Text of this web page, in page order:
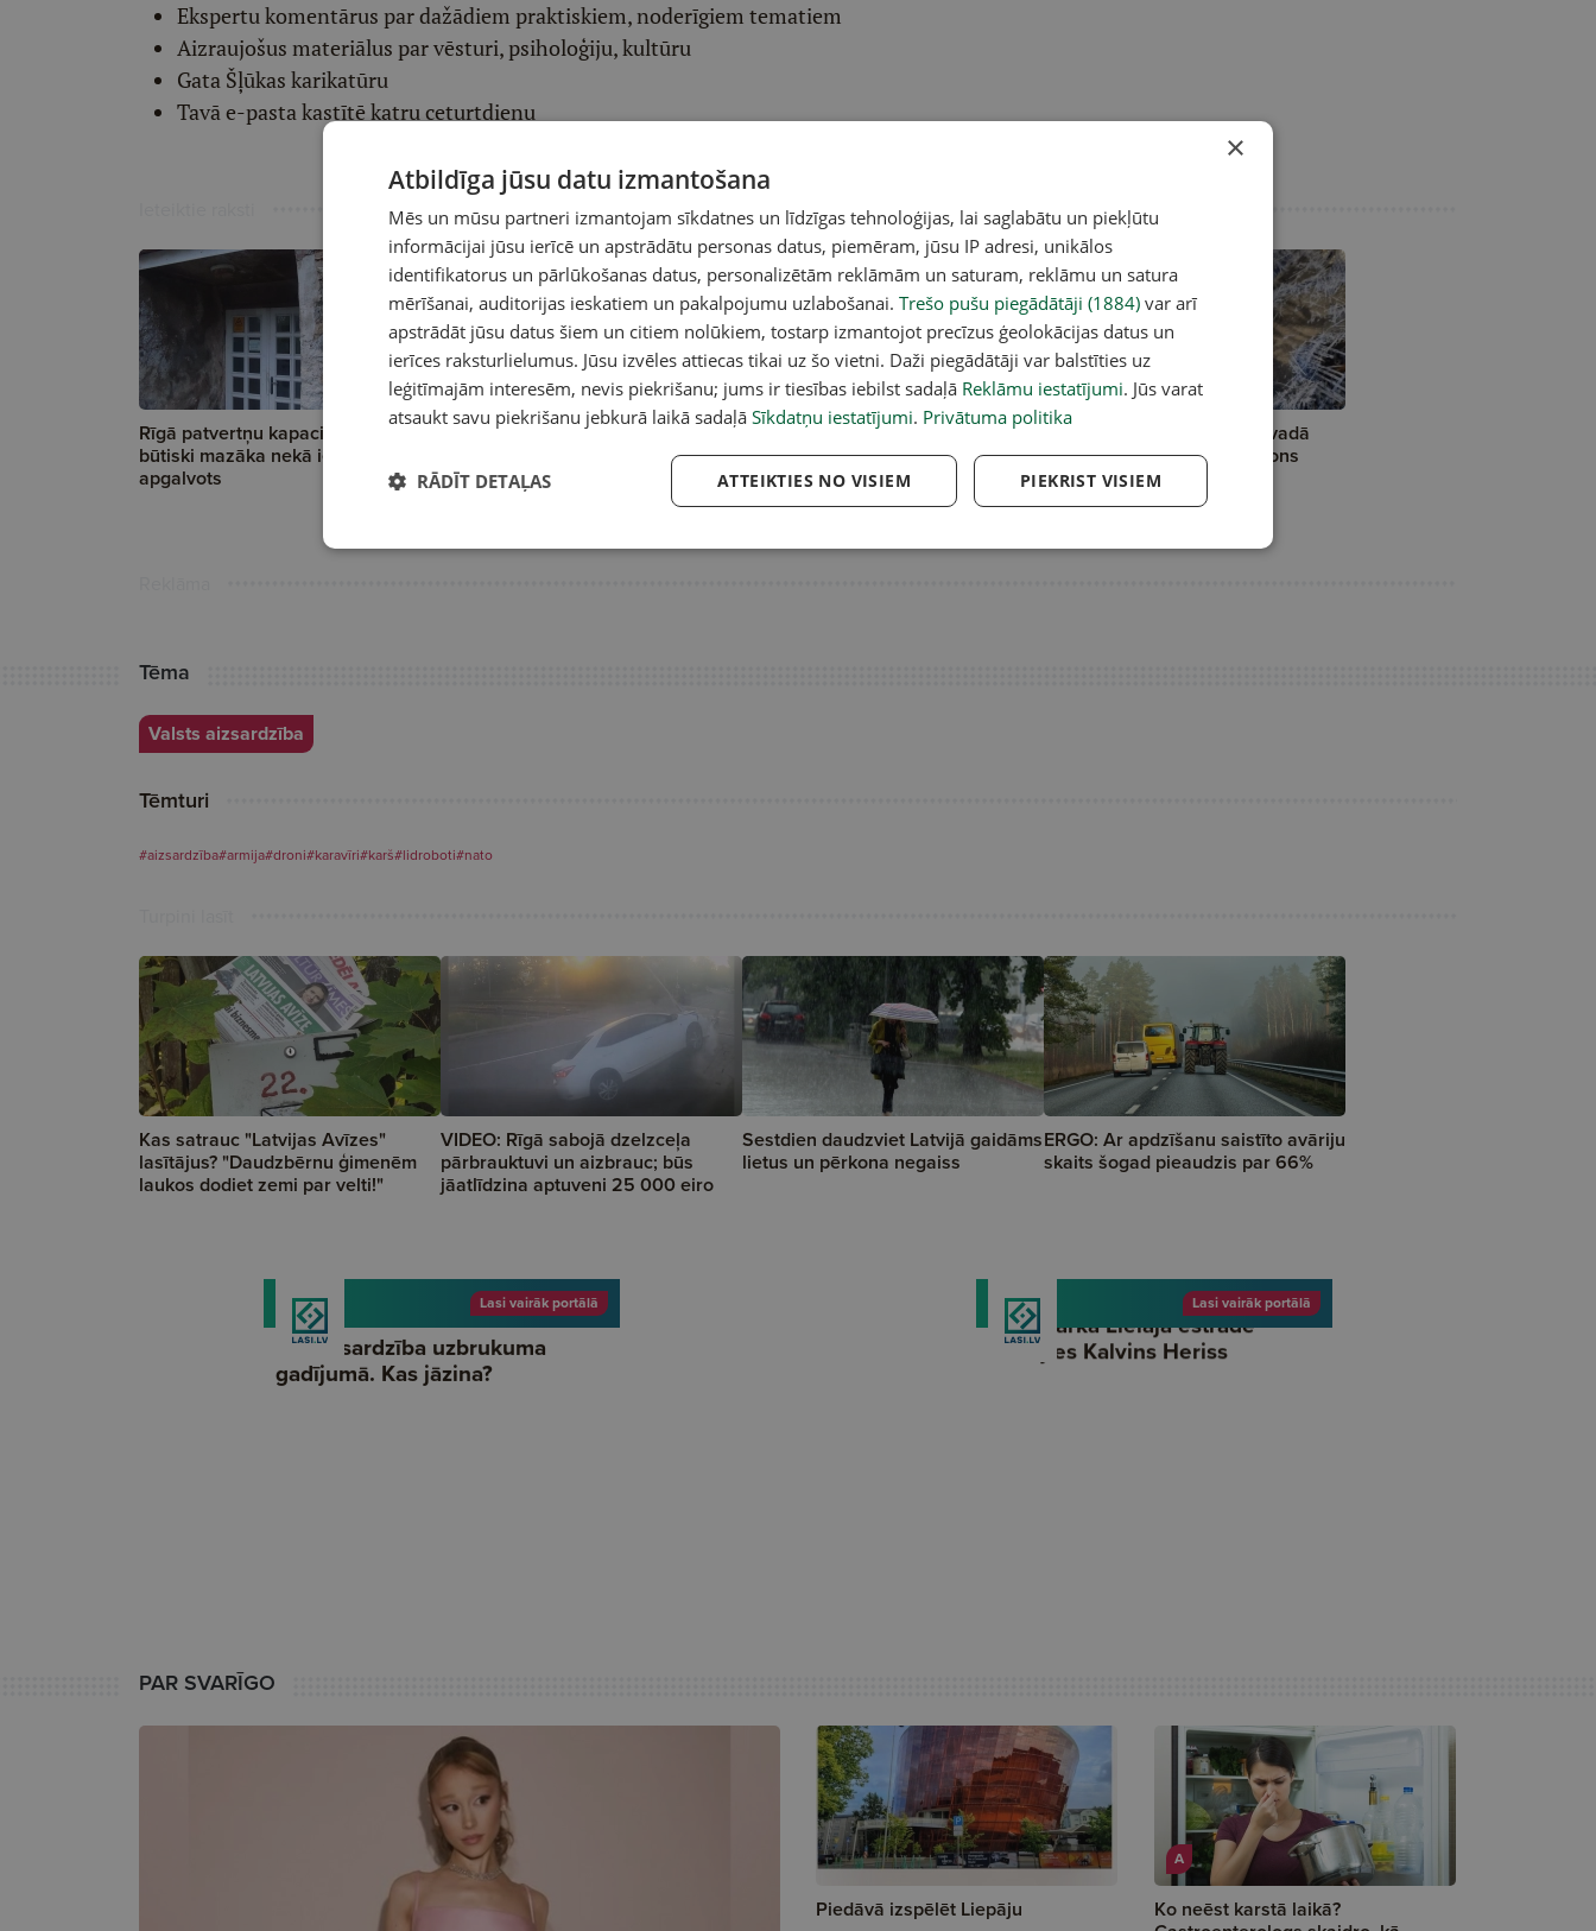
Ekspertu komentārus par dažādiem praktiskiem, noderīgiem tematiem
Aizraujošus materiālus par vēsturi, psiholoģiju, kultūru
Gata Šļūkas karikatūru
Tavā e-pasta kastītē katru ceturtdienu
Rīgā patvertņu kapacitāte izrādās
būtiski mazāka nekā iepriekš
apgalvots
Foto:NBS ievieš divu līmeņu šūnu
apraides brīdinājumus par gaisa
apdraudējumu
Avoti: Karš sasniedzis strupceļu un
rada bažas Krievijas elitē
Drīdža ezerā Krāslavas novadā
sestdienas rītā iegāzies drons
Tēma
Valsts aizsardzība
Tēmturi
#aizsardzība#armija#droni#karavīri#karš#lidroboti#nato
Kas satrauc "Latvijas Avīzes"
lasītājus? "Daudzbērnu ģimenēm
laukos dodiet zemi par velti!"
VIDEO: Rīgā sabojā dzelzceļa
pārbrauktuvi un aizbrauc; būs
jāatlīdzina aptuveni 25 000 eiro
Sestdien daudzviet Latvijā gaidāms
lietus un pērkona negaiss
ERGO: Ar apdzīšanu saistīto avāriju
skaits šogad pieaudzis par 66%
PAR SVARĪGO
Piedāvā izspēlēt Liepāju
A
Ko neēst karstā laikā?
×
Atbildīga jūsu datu izmantošana
Mēs un mūsu partneri izmantojam sīkdatnes un līdzīgas tehnoloģijas, lai saglabātu un piekļūtu
informācijai jūsu ierīcē un apstrādātu personas datus, piemēram, jūsu IP adresi, unikālos
identifikatorus un pārlūkošanas datus, personalizētām reklāmām un saturam, reklāmu un satura
mērīšanai, auditorijas ieskatiem un pakalpojumu uzlabošanai. Trešo pušu piegādātāji (1884) var arī
apstrādāt jūsu datus šiem un citiem nolūkiem, tostarp izmantojot precīzus ģeolokācijas datus un
ierīces raksturlielumus. Jūsu izvēles attiecas tikai uz šo vietni. Daži piegādātāji var balstīties uz
leģitīmajām interesēm, nevis piekrišanu; jums ir tiesības iebilst sadaļā Reklāmu iestatījumi. Jūs varat
atsaukt savu piekrišanu jebkurā laikā sadaļā Sīkdatņu iestatījumi. Privātuma politika
PIEKRIST VISIEM
ATTEIKTIES NO VISIEM
RĀDĪT DETAĻAS